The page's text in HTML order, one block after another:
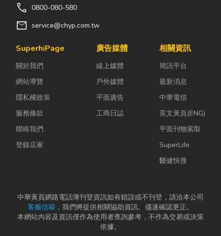
call 0800-080-580
mail service@chyp.com.tw
SuperhiPage
關於我們
網站導覽
隱私權政策
服務條款
聯絡我們
登錄店家
廣告媒體
線上媒體
戶外媒體
平面廣告
工商日誌
相關資訊
簡訊平台
最新消息
中華電信
英文黃頁(ENG)
平面刊物索取
SuperLife
醫健快搜
中華黃頁網路電話簿刊登資訊如有錯誤或不刊登，請洽本公司
客服信箱 ，我們將提供相關協助資訊、儘速確認更正。
本網站內容及資訊僅作為使用者查詢參考，不作為交易或決策
依據。